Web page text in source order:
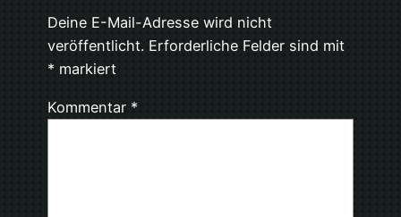
Deine E-Mail-Adresse wird nicht
veröffentlicht. Erforderliche Felder sind mit
* markiert
Kommentar *